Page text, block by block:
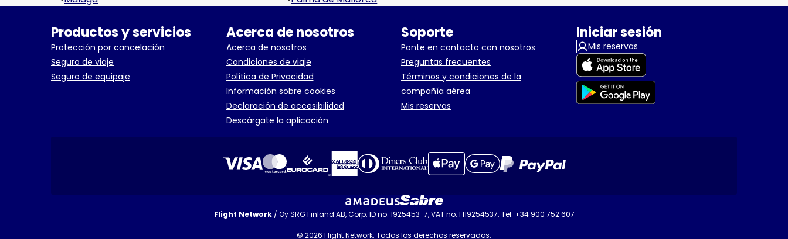
Productos y servicios
Protección por cancelación
Seguro de viaje
Seguro de equipaje
Acerca de nosotros
Acerca de nosotros
Condiciones de viaje
Política de Privacidad
Información sobre cookies
Declaración de accesibilidad
Descárgate la aplicación
Soporte
Ponte en contacto con nosotros
Preguntas frecuentes
Términos y condiciones de la
compañía aérea
Mis reservas
Iniciar sesión
Mis reservas
Flight Network/ Oy SRG Finland AB, Corp. ID no. 1925453-7, VAT no. FI19254537. Tel. +34 900 752 607
© 2026 Flight Network. Todos los derechos reservados.